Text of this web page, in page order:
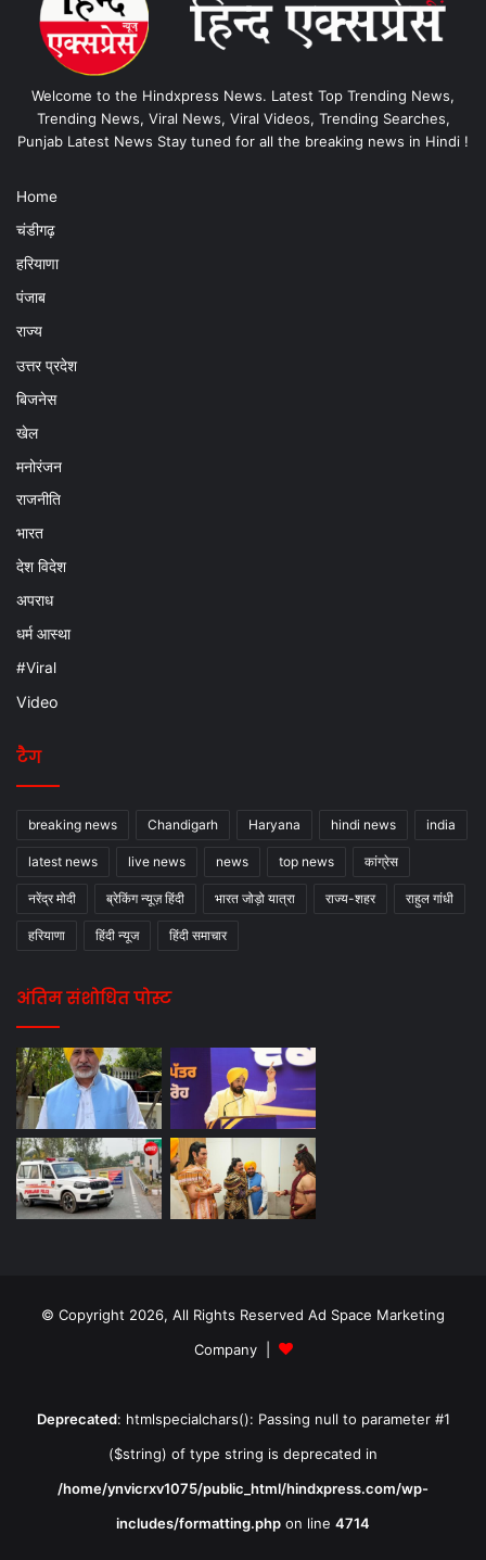
Welcome to the Hindxpress News. Latest Top Trending News,
Trending News, Viral News, Viral Videos, Trending Searches,
Punjab Latest News Stay tuned for all the breaking news in Hindi !
Home
चंडीगढ़
हरियाणा
पंजाब
राज्य
उत्तर प्रदेश
बिजनेस
खेल
मनोरंजन
राजनीति
भारत
देश विदेश
अपराध
धर्म आस्था
#Viral
Video
टैग
breaking news Chandigarh Haryana hindi news india
latest news live news news top news कांग्रेस
नरेंद्र मोदी ब्रेकिंग न्यूज़ हिंदी भारत जोड़ो यात्रा राज्य-शहर राहुल गांधी
हरियाणा हिंदी न्यूज हिंदी समाचार
अंतिम संशोधित पोस्ट
© Copyright 2026, All Rights Reserved Ad Space Marketing
Company |
Deprecated: htmlspecialchars(): Passing null to parameter #1
($string) of type string is deprecated in
/home/ynvicrxv1075/public_html/hindxpress.com/wp-
includes/formatting.php on line 4714